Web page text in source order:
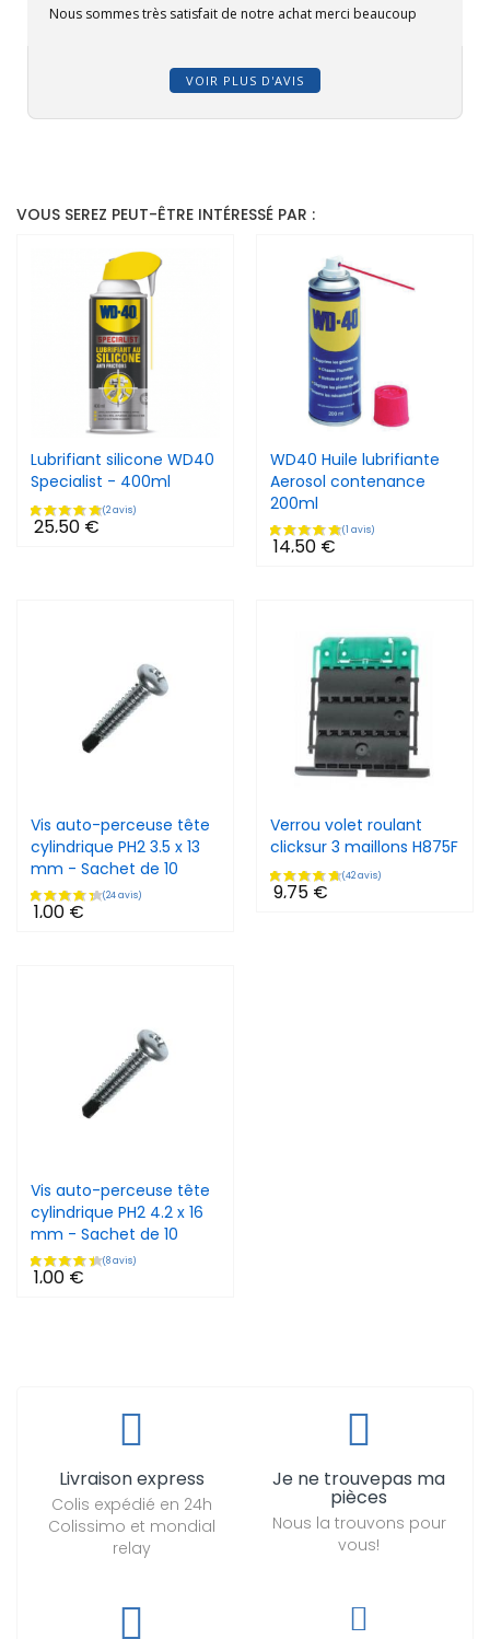
Nous sommes très satisfait de notre achat merci beaucoup
VOIR PLUS D'AVIS
VOUS SEREZ PEUT-ÊTRE INTÉRESSÉ PAR :
Lubrifiant silicone WD40
Specialist - 400ml
25,50 €
WD40 Huile lubrifiante
Aerosol contenance
200ml
14,50 €
Vis auto-perceuse tête
cylindrique PH2 3.5 x 13
mm - Sachet de 10
1,00 €
Verrou volet roulant
clicksur 3 maillons H875F
9,75 €
Vis auto-perceuse tête
cylindrique PH2 4.2 x 16
mm - Sachet de 10
1,00 €
Livraison express
Colis expédié en 24h
Colissimo et mondial
relay
Je ne trouvepas ma
pièces
Nous la trouvons pour
vous!